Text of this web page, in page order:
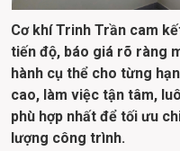
Cơ khí Trinh Trần cam
tiến độ, báo giá rõ ràng
hành cụ thể cho từng
cao, làm việc tận tâm,
phù hợp nhất để tối ưu
lượng công trình.